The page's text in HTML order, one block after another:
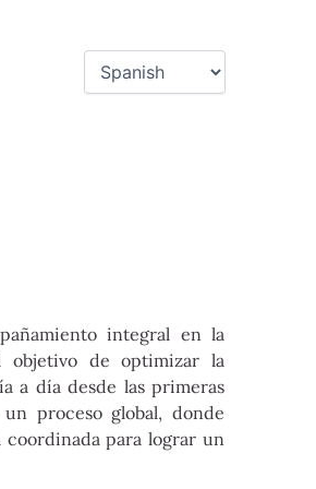
integral en la
de optimizar la
a día desde las primeras
proceso global, donde
para lograr un